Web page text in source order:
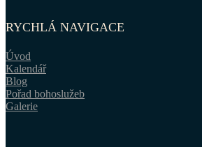
RYCHLÁ NAVIGACE
Úvod
Kalendář
Blog
Pořad bohoslužeb
Galerie